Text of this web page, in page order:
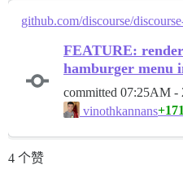
github.com/discourse/
FEATURE:
hamburger menu
committed 07:25AM -
vinothkannans+171
4 个赞